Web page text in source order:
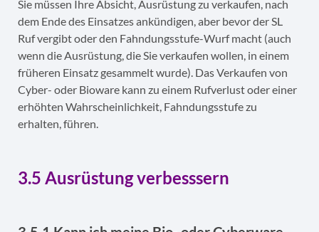
Sie müssen Ihre Absicht, Ausrüstung zu verkaufen, nach
dem Ende des Einsatzes ankündigen, aber bevor der SL
Ruf vergibt oder den Fahndungsstufe-Wurf macht (auch
wenn die Ausrüstung, die Sie verkaufen wollen, in einem
früheren Einsatz gesammelt wurde). Das Verkaufen von
Cyber- oder Bioware kann zu einem Rufverlust oder einer
erhöhten Wahrscheinlichkeit, Fahndungsstufe zu
erhalten, führen.
3.5 Ausrüstung verbesssern